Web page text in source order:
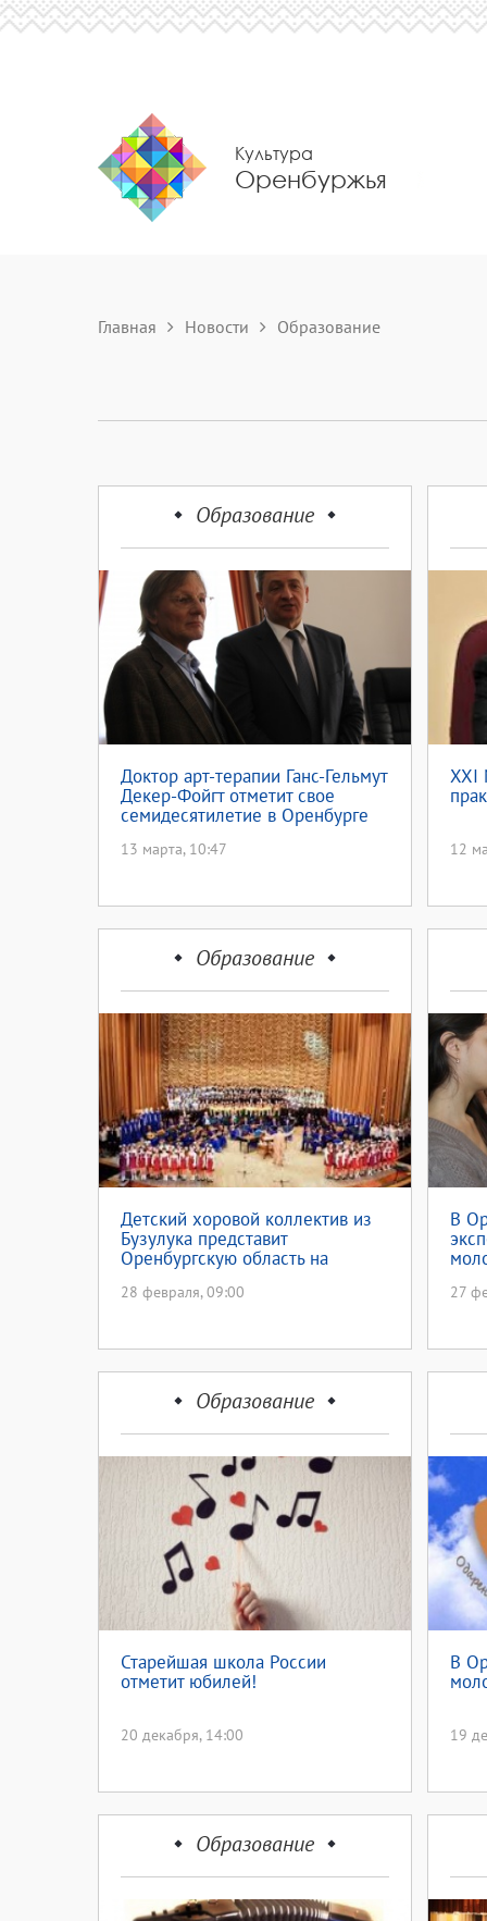
Культура
Оренбуржья
Главная Новости Образование
Образование
Доктор арт-терапии Ганс-Гельмут
Декер-Фойгт отметит свое
семидесятилетие в Оренбурге
13 марта, 10:47
XXI
12
Образование
Детский хоровой коллектив из
Бузулука представит
Оренбургскую область на
фестивале в Нижнем Новгороде
28 февраля, 09:00
В
27
Образование
Старейшая школа России
отметит юбилей!
20 декабря, 14:00
В
19
Образование